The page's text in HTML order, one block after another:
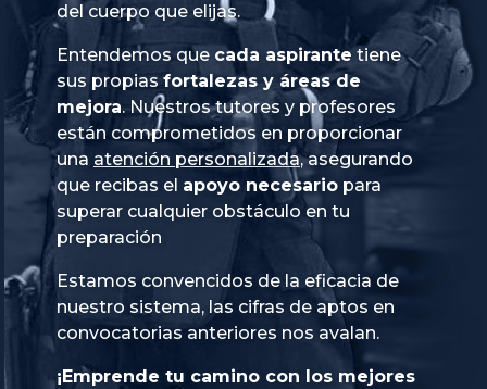
del cuerpo que elijas.
Entendemos que cada aspirante tiene
sus propias fortalezas y áreas de
mejora. Nuestros tutores y profesores
están comprometidos en proporcionar
una atención personalizada, asegurando
que recibas el apoyo necesario para
superar cualquier obstáculo en tu
preparación
Estamos convencidos de la eficacia de
nuestro sistema, las cifras de aptos en
convocatorias anteriores nos avalan.
¡Emprende tu camino con los mejores